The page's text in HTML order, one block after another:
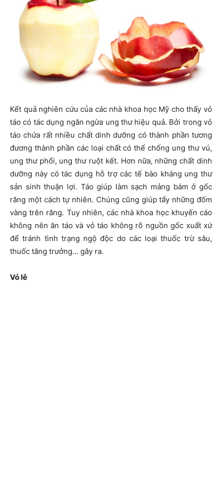
Kết quả nghiên cứu của các nhà khoa học Mỹ cho thấy vỏ
táo có tác dụng ngăn ngừa ung thư hiệu quả. Bởi trong vỏ
táo chứa rất nhiều chất dinh dưỡng có thành phần tương
đương thành phần các loại chất có thể chống ung thư vú,
ung thư phổi, ung thư ruột kết. Hơn nữa, những chất dinh
dưỡng này có tác dụng hỗ trợ các tế bào kháng ung thư
sản sinh thuận lợi. Táo giúp làm sạch mảng bám ở gốc
răng một cách tự nhiên. Chúng cũng giúp tẩy những đốm
vàng trên răng. Tuy nhiên, các nhà khoa học khuyến cáo
không nên ăn táo và vỏ táo không rõ nguồn gốc xuất xứ
để tránh tình trạng ngộ độc do các loại thuốc trừ sâu,
thuốc tăng trưởng… gây ra.
Vỏ lê